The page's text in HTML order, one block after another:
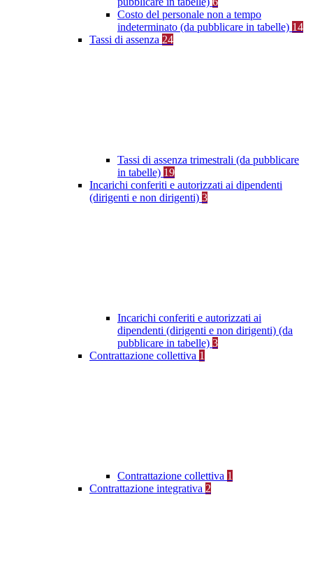
Costo del personale non a tempo
indeterminato (da pubblicare in tabelle) 14
Tassi di assenza 24
Tassi di assenza trimestrali (da pubblicare
in tabelle) 19
Incarichi conferiti e autorizzati ai dipendenti
(dirigenti e non dirigenti) 3
Incarichi conferiti e autorizzati ai
dipendenti (dirigenti e non dirigenti) (da
pubblicare in tabelle) 3
Contrattazione collettiva 1
Contrattazione collettiva 1
Contrattazione integrativa 2